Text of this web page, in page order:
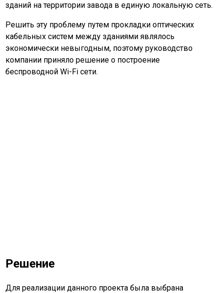
зданий на территории завода в единую локальную сеть.
Решить эту проблему путем прокладки оптических
кабельных систем между зданиями являлось
экономически невыгодным, поэтому руководство
компании приняло решение о построение
беспроводнойWi-Fi сети.
Решение
Для реализации данного проекта была выбрана